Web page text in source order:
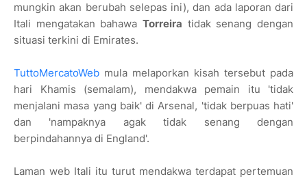
mungkin akan berubah selepas ini), dan ada laporan dari
Itali mengatakan bahawa Torreira tidak senang dengan
situasi terkini di Emirates.
TuttoMercatoWeb mula melaporkan kisah tersebut pada
hari Khamis (semalam), mendakwa pemain itu 'tidak
menjalani masa yang baik' di Arsenal, 'tidak berpuas hati'
dan 'nampaknya agak tidak senang dengan
berpindahannya di England'.
Laman web Itali itu turut mendakwa terdapat pertemuan